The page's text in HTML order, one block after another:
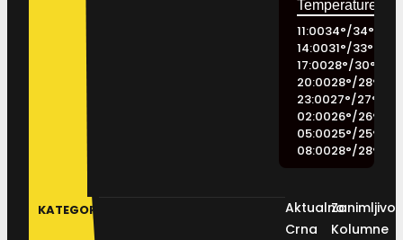
11:0034°/34°
14:0031°/33°
17:0028°/30°
20:0028°/28°
23:0027°/27°
02:0026°/26°
05:0025°/25°
08:0028°/28°
KATEGORIJE
Aktualno
Crna
Kolumne